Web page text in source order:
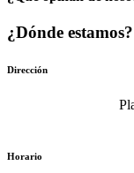
¿Dónde estamos?
Dirección
Horario